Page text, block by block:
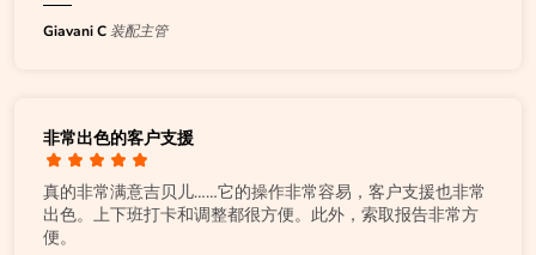
Giavani C装配主管
非常出色的客户支援
真的非常满意吉贝儿……它的操作非常容易，客户支援也非常
出色。上下班打卡和调整都很方便。此外，索取报告非常方
便。